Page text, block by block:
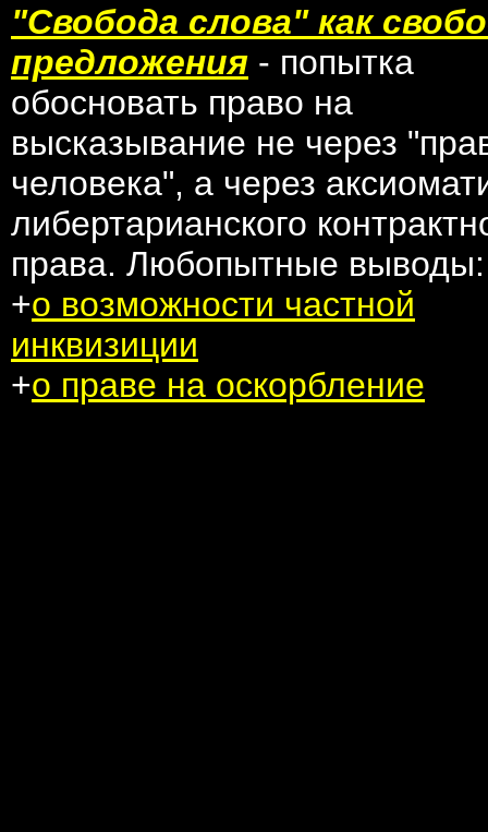
"Свобода слова" как
предложения - попытка
обосновать право на
высказывание не через
человека", а через
либертарианского
права. Любопытные выводы:
+о возможности частной
инквизиции
+о праве на оскорбление